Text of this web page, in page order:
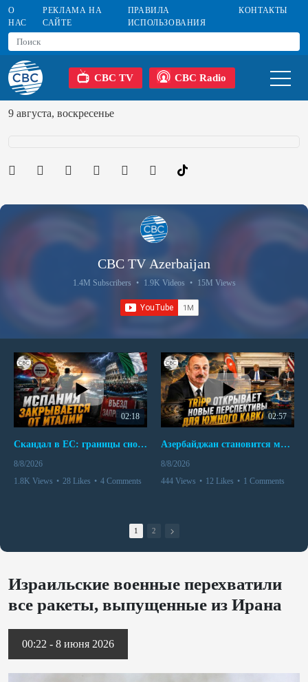
О
НАС
РЕКЛАМА НА
САЙТЕ
ПРАВИЛА
ИСПОЛЬЗОВАНИЯ
КОНТАКТЫ
CBC TV CBC Radio
9 августа, воскресенье
CBC TV Azerbaijan
1.4M Subscribers • 1.9K Videos • 15M Views
02:18
Скандал в ЕС: границы снова под контролем
8/8/2026
1.8K Views • 28 Likes • 4 Comments
02:57
Азербайджан становится мостом между Востоком и Западом
8/8/2026
444 Views • 12 Likes • 1 Comments
1 2
Израильские военные перехватили
все ракеты, выпущенные из Ирана
00:22 - 8 июня 2026